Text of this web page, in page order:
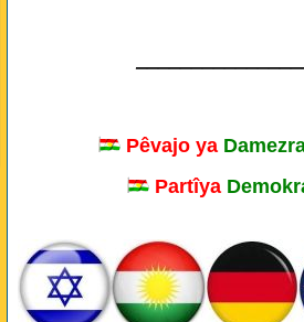
Pêvajo ya
Partîya